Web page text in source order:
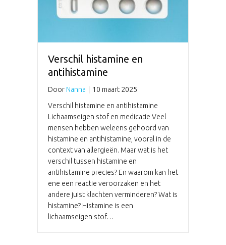
Verschil histamine en
antihistamine
Door Nanna
10 maart 2025
Verschil histamine en antihistamine
Lichaamseigen stof en medicatie Veel
mensen hebben weleens gehoord van
histamine en antihistamine, vooral in de
context van allergieën. Maar wat is het
verschil tussen histamine en
antihistamine precies? En waarom kan het
ene een reactie veroorzaken en het
andere juist klachten verminderen? Wat is
histamine? Histamine is een
lichaamseigen stof…